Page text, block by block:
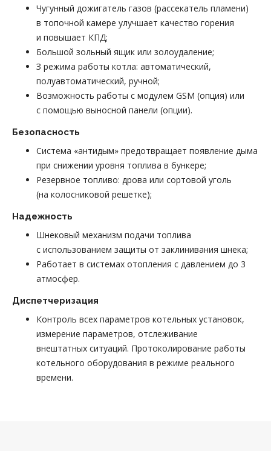
Чугунный дожигатель газов (рассекатель пламени)
в топочной камере улучшает качество горения
и повышает КПД;
Большой зольный ящик или золоудаление;
З режима работы котла: автоматический,
полуавтоматический, ручной;
Возможность работы с модулем GSM (опция) или
с помощью выносной панели (опции).
Безопасность
Система «антидым» предотвращает появление дыма
при снижении уровня топлива в бункере;
Резервное топливо: дрова или сортовой уголь
(на колосниковой решетке);
Надежность
Шнековый механизм подачи топлива
с использованием защиты от заклинивания шнека;
Работает в системах отопления с давлением до 3
атмосфер.
Диспетчеризация
Контроль всех параметров котельных установок,
измерение параметров, отслеживание
внештатных ситуаций. Протоколирование работы
котельного оборудования в режиме реального
времени.